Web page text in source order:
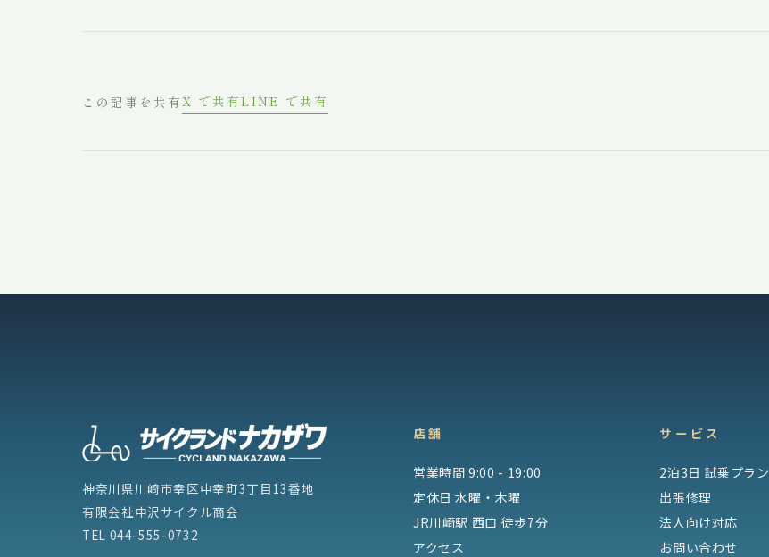
この記事を共有X で共有LINE で共有
神奈川県川崎市幸区中幸町3丁目13番地
有限会社中沢サイクル商会
TEL 044-555-0732
店舗
営業時間 9:00 - 19:00
定休日 水曜・木曜
JR川崎駅 西口 徒歩7分
アクセス
サービス
2泊3日 試乗プラン
出張修理
法人向け対応
お問い合わせ